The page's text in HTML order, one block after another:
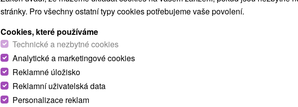
Hotel Kristína Dubnica nad Váhom
stránky. Pro všechny ostatní typy cookies potřebujeme vaše povolení.
Cookies, které používáme
Technické a nezbytné cookies
Analytické a marketingové cookies
Reklamné úložisko
Reklamní uživatelská data
Personalizace reklam